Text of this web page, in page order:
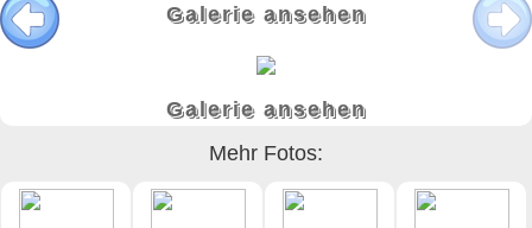
Galerie ansehen
Galerie ansehen
Mehr Fotos: